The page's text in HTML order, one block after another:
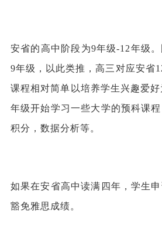
安省的高中阶段为9年级-12年级
9年级，以此类推，高三对应安省
课程相对简单以培养学生兴趣爱
年级开始学习一些大学的预科课
积分，数据分析等。
如果在安省高中读满四年，学生
豁免雅思成绩。